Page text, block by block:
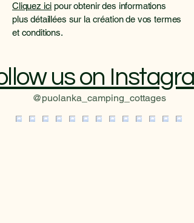
Cliquez ici pour obtenir des informations
plus détaillées sur la création de vos termes
et conditions.
us on
@puolanka_camping_cottages